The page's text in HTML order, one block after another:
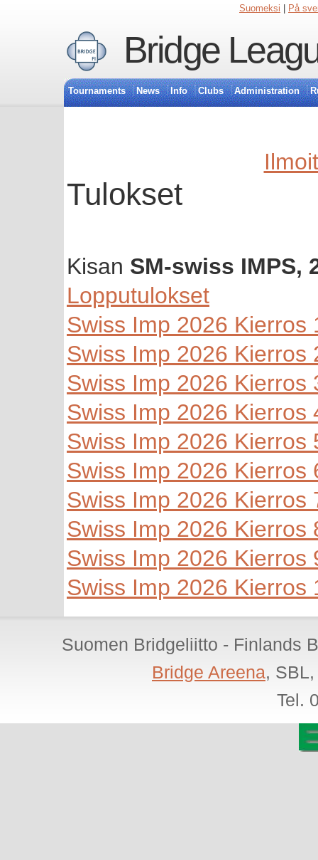
Suomeksi På
Bridge
Tournaments News Info Clubs Administration
Tulokset
Kisan SM-swiss IMPS,
Lopputulokset
Swiss Imp 2026 Kierros
Swiss Imp 2026 Kierros
Swiss Imp 2026 Kierros
Swiss Imp 2026 Kierros
Swiss Imp 2026 Kierros
Swiss Imp 2026 Kierros
Swiss Imp 2026 Kierros
Swiss Imp 2026 Kierros
Swiss Imp 2026 Kierros
Swiss Imp 2026 Kierros
Suomen Bridgeliitto - Finlands
Bridge Areena,
Tel.